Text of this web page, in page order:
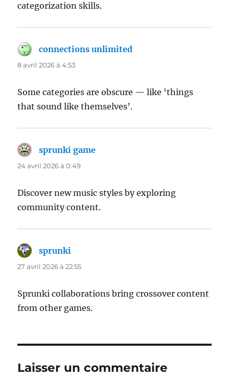
categorization skills.
connections unlimited
8 avril 2026 à 4:53
Some categories are obscure — like ‘things
that sound like themselves’.
sprunki game
24 avril 2026 à 0:49
Discover new music styles by exploring
community content.
sprunki
27 avril 2026 à 22:55
Sprunki collaborations bring crossover content
from other games.
Laisser un commentaire